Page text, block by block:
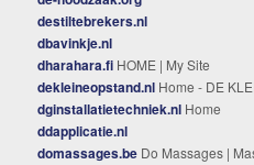
destiltebrekers.nl
dbavinkje.nl
dharahara.fi HOME | My Site
dekleineopstand.nl Home - DE
dginstallatietechniek.nl Home
ddapplicatie.nl
domassages.be Do Massages |